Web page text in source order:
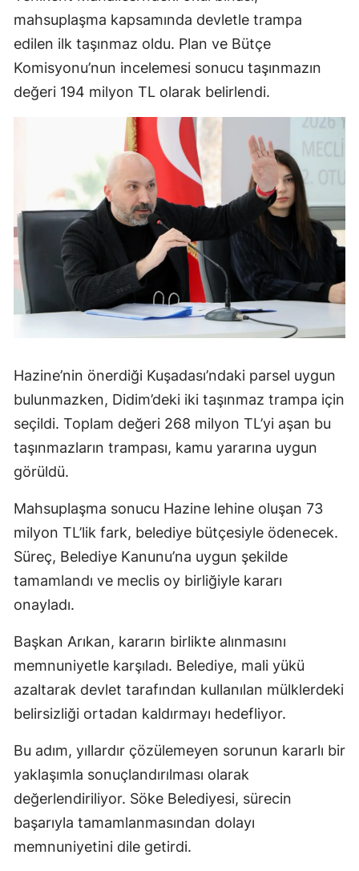
mahsuplaşma kapsamında devletle trampa
edilen ilk taşınmaz oldu. Plan ve Bütçe
Komisyonu’nun incelemesi sonucu taşınmazın
değeri 194 milyon TL olarak belirlendi.
Hazine’nin önerdiği Kuşadası’ndaki parsel uygun
bulunmazken, Didim’deki iki taşınmaz trampa için
seçildi. Toplam değeri 268 milyon TL’yi aşan bu
taşınmazların trampası, kamu yararına uygun
görüldü.
Mahsuplaşma sonucu Hazine lehine oluşan 73
milyon TL’lik fark, belediye bütçesiyle ödenecek.
Süreç, Belediye Kanunu’na uygun şekilde
tamamlandı ve meclis oy birliğiyle kararı
onayladı.
Başkan Arıkan, kararın birlikte alınmasını
memnuniyetle karşıladı. Belediye, mali yükü
azaltarak devlet tarafından kullanılan mülklerdeki
belirsizliği ortadan kaldırmayı hedefliyor.
Bu adım, yıllardır çözülemeyen sorunun kararlı bir
yaklaşımla sonuçlandırılması olarak
değerlendiriliyor. Söke Belediyesi, sürecin
başarıyla tamamlanmasından dolayı
memnuniyetini dile getirdi.